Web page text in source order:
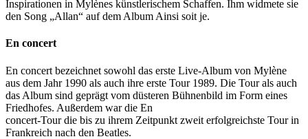
Inspirationen in Mylènes künstlerischem Schaffen. Ihm widmete sie
den Song „Allan“ auf dem Album Ainsi soit je.
En concert
En concert bezeichnet sowohl das erste Live-Album von Mylène
aus dem Jahr 1990 als auch ihre erste Tour 1989. Die Tour als auch
das Album sind geprägt vom düsteren Bühnenbild im Form eines
Friedhofes. Außerdem war die En
concert-Tour die bis zu ihrem Zeitpunkt zweit erfolgreichste Tour in
Frankreich nach den Beatles.